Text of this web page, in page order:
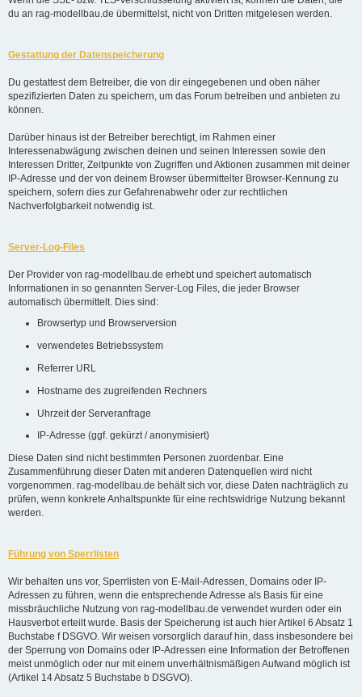
du an rag-modellbau.de übermittelst, nicht von Dritten mitgelesen werden.
Gestattung der Datenspeicherung
Du gestattest dem Betreiber, die von dir eingegebenen und oben näher
spezifizierten Daten zu speichern, um das Forum betreiben und anbieten zu
können.
Darüber hinaus ist der Betreiber berechtigt, im Rahmen einer
Interessenabwägung zwischen deinen und seinen Interessen sowie den
Interessen Dritter, Zeitpunkte von Zugriffen und Aktionen zusammen mit deiner
IP-Adresse und der von deinem Browser übermittelter Browser-Kennung zu
speichern, sofern dies zur Gefahrenabwehr oder zur rechtlichen
Nachverfolgbarkeit notwendig ist.
Server-Log-Files
Der Provider von rag-modellbau.de erhebt und speichert automatisch
Informationen in so genannten Server-Log Files, die jeder Browser
automatisch übermittelt. Dies sind:
Browsertyp und Browserversion
verwendetes Betriebssystem
Referrer URL
Hostname des zugreifenden Rechners
Uhrzeit der Serveranfrage
IP-Adresse (ggf. gekürzt / anonymisiert)
Diese Daten sind nicht bestimmten Personen zuordenbar. Eine
Zusammenführung dieser Daten mit anderen Datenquellen wird nicht
vorgenommen. rag-modellbau.de behält sich vor, diese Daten nachträglich zu
prüfen, wenn konkrete Anhaltspunkte für eine rechtswidrige Nutzung bekannt
werden.
Führung von Sperrlisten
Wir behalten uns vor, Sperrlisten von E-Mail-Adressen, Domains oder IP-
Adressen zu führen, wenn die entsprechende Adresse als Basis für eine
missbräuchliche Nutzung von rag-modellbau.de verwendet wurden oder ein
Hausverbot erteilt wurde. Basis der Speicherung ist auch hier Artikel 6 Absatz 1
Buchstabe f DSGVO. Wir weisen vorsorglich darauf hin, dass insbesondere bei
der Sperrung von Domains oder IP-Adressen eine Information der Betroffenen
meist unmöglich oder nur mit einem unverhältnismäßigen Aufwand möglich ist
(Artikel 14 Absatz 5 Buchstabe b DSGVO).